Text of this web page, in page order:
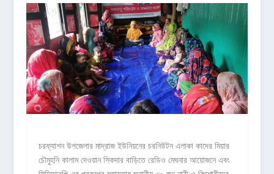
চরফ্যাশন উপজেলার মাদ্রাজ ইউনিয়নের চরনিউটন এলাকা কাদের মিয়ার
চৌমুহনি কালাম দেওয়ান সিকদার বাড়িতে রেডিও মেঘনার আয়োজনে এবং